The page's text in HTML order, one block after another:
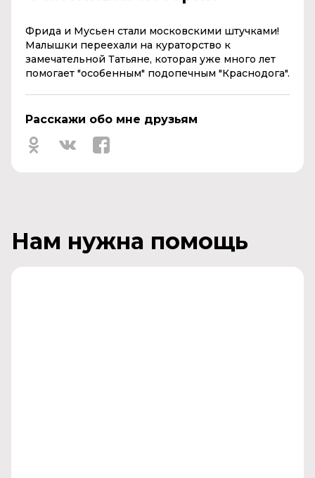
Фрида и Мусьен стали московскими штучками!
Малышки переехали на кураторство к
замечательной Татьяне, которая уже много лет
помогает "особенным" подопечным "Краснодога".
Расскажи обо мне друзьям
Нам нужна помощь